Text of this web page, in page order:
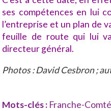
ses compétences en lui
l’entreprise et un plan de
feuille de route qui lui
directeur général.
Photos : David Cesbron ;
Mots-clés : Franche-Comté